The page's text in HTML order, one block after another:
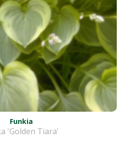
Funkia
'Golden Tiara'